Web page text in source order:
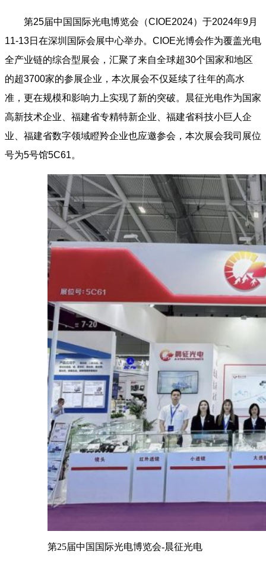
第25届中国国际光电博览会（CIOE2024）于2024年9月
11-13日在深圳国际会展中心举办。CIOE光博会作为覆盖光电
全产业链的综合型展会，汇聚了来自全球超30个国家和地区
的超3700家的参展企业，本次展会不仅延续了往年的高水
准，更在规模和影响力上实现了新的突破。晨征光电作为国家
高新技术企业、福建省专精特新企业、福建省科技小巨人企
业、福建省数字领域瞪羚企业也应邀参会，本次展会我司展位
号为5号馆5C61。
第25届中国国际光电博览会-晨征光电